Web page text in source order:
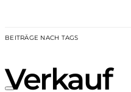
BEITRÄGE NACH TAGS
Verkauf